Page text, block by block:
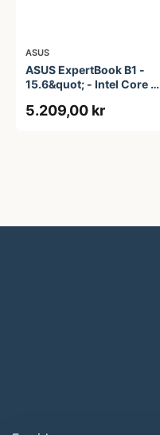
ASUS
ASUS ExpertBook B1 -
15.6&quot; - Intel Core i5
256 GB SSD
5.209,00 kr